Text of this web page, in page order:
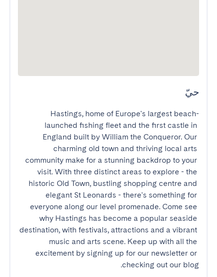
حيّ
Hastings, home of Europe's largest beach-
launched fishing fleet and the first castle in
England built by William the Conqueror. Our
charming old town and thriving local arts
community make for a stunning backdrop to your
visit. With three distinct areas to explore - the
historic Old Town, bustling shopping centre and
elegant St Leonards - there's something for
everyone along our level promenade. Come see
why Hastings has become a popular seaside
destination, with festivals, attractions and a vibrant
music and arts scene. Keep up with all the
excitement by signing up for our newsletter or
checking out our blog.